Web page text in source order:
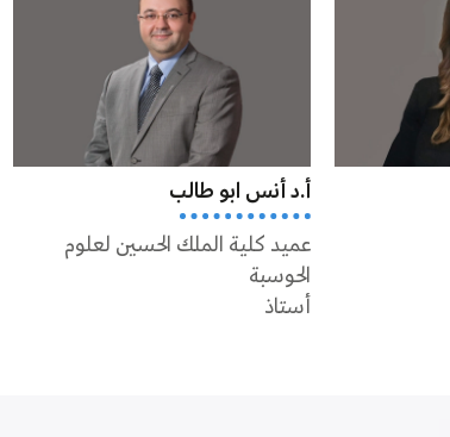
أ.د أنس ابو طالب
عميد كلية الملك الحسين لعلوم
الحوسبة
أستاذ